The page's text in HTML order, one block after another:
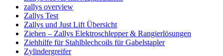
zallys overview
Zallys Test
Zallys und Just Lift Übersicht
Ziehen – Zallys Elektroschlepper & Rangierlösungen
Ziehhilfe für Stahlblechcoils für Gabelstapler
Zylindergreifer